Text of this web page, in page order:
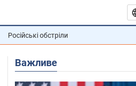
Російські обстріли
Важливе